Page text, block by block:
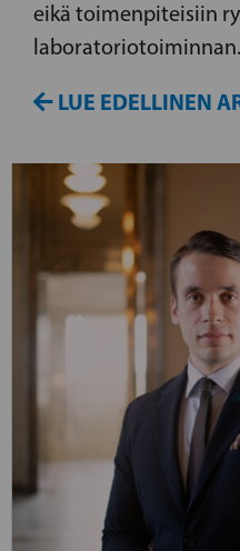
eikä toimenpiteisiin
laboratoriotoiminnan.
LUE EDELLINEN